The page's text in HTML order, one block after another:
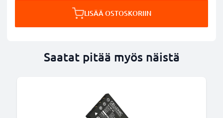
LISÄÄ OSTOSKORIIN
Saatat pitää myös näistä